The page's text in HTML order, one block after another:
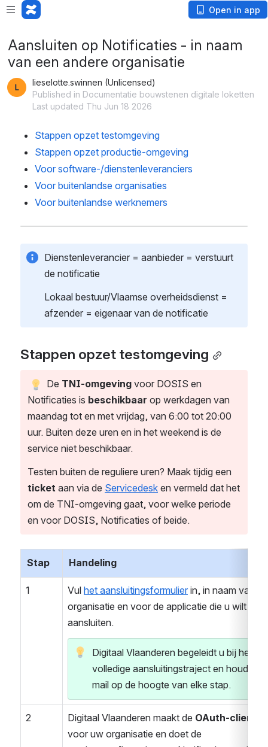
Open in app
Aansluiten op Notificaties - in naam
van een andere organisatie
lieselotte.swinnen (Unlicensed)
Published in Documentatie bouwstenen digitale loketten
Last updated Thu Jun 18 2026
Stappen opzet testomgeving
Stappen opzet productie-omgeving
Voor software-/dienstenleveranciers
Voor buitenlandse organisaties
Voor buitenlandse werknemers
Dienstenleverancier = aanbieder = verstuurt
de notificatie
Lokaal bestuur/Vlaamse overheidsdienst =
afzender = eigenaar van de notificatie
Stappen opzet testomgeving
De TNI-omgeving voor DOSIS en
Notificaties is beschikbaar op werkdagen van
maandag tot en met vrijdag, van 6:00 tot 20:00
uur. Buiten deze uren en in het weekend is de
service niet beschikbaar.
ticket aan via de Servicedesk en vermeld dat het
om de TNI-omgeving gaat, voor welke periode
en voor DOSIS, Notificaties of beide.
Stap Handeling
1 Vul het aansluitingsformulier in, in naam van de
organisatie en voor de applicatie die u wilt
aansluiten.
Digitaal Vlaanderen begeleidt u bij het
volledige aansluitingstraject en houdt u
mail op de hoogte van elke stap.
2 Digitaal Vlaanderen maakt de OAuth-client
voor uw organisatie en doet de